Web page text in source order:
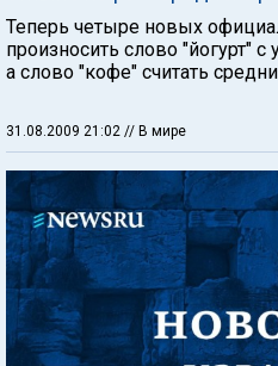
Теперь четыре новых
произносить слово "йогурт"
а слово "кофе" считать
31.08.2009 21:02 // В мире